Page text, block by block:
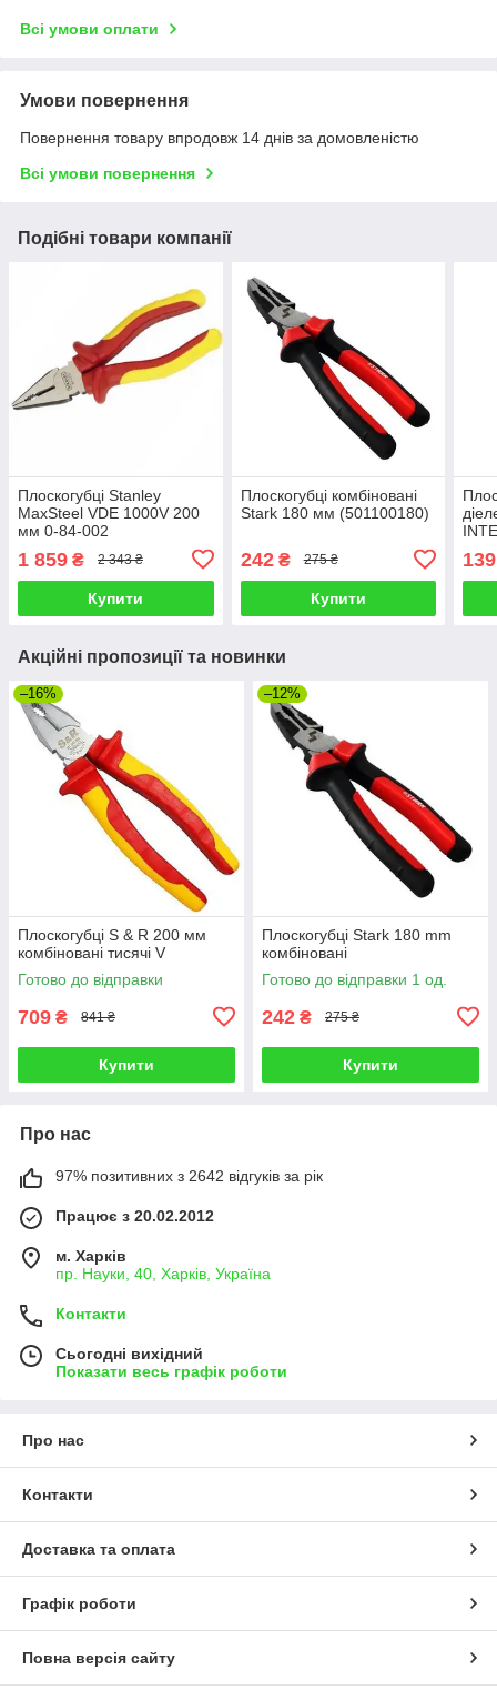
Всі умови оплати
Умови повернення
Повернення товару впродовж 14 днів за домовленістю
Всі умови повернення
Подібні товари компанії
Плоскогубці Stanley
MaxSteel VDE 1000V 200
мм 0-84-002
1 859 ₴ 2 343 ₴
Купити
Плоскогубці комбіновані
Stark 180 мм (501100180)
242₴ 275 ₴
Купити
139
Акційні пропозиції та новинки
–16%
Плоскогубці S & R 200 мм
комбіновані тисячі V
Готово до відправки
709 ₴ 841 ₴
Купити
–12%
Плоскогубці Stark 180 mm
комбіновані
Готово до відправки 1 од.
242 ₴ 275 ₴
Купити
Про нас
97% позитивних з 2642 відгуків за рік
Працює з 20.02.2012
м. Харків
пр. Науки, 40, Харків, Україна
Контакти
Сьогодні вихідний
Показати весь графік роботи
Про нас
Контакти
Доставка та оплата
Графік роботи
Повна версія сайту